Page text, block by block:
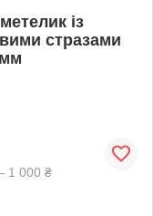
із
стразами
1 000 ₴